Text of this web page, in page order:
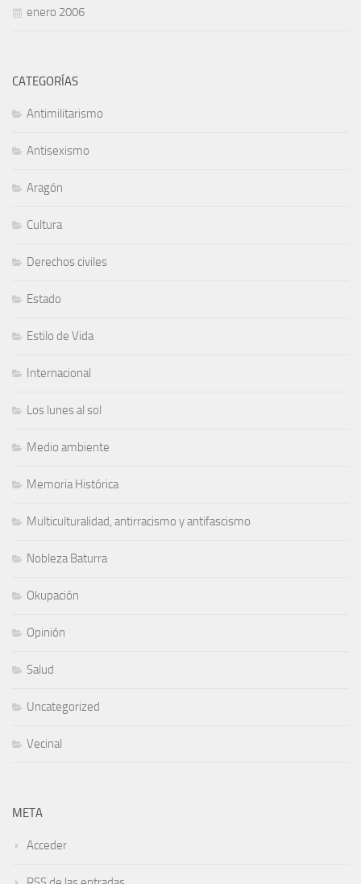
enero 2006
CATEGORÍAS
Antimilitarismo
Antisexismo
Aragón
Cultura
Derechos civiles
Estado
Estilo de Vida
Internacional
Los lunes al sol
Medio ambiente
Memoria Histórica
Multiculturalidad, antirracismo y antifascismo
Nobleza Baturra
Okupación
Opinión
Salud
Uncategorized
Vecinal
META
Acceder